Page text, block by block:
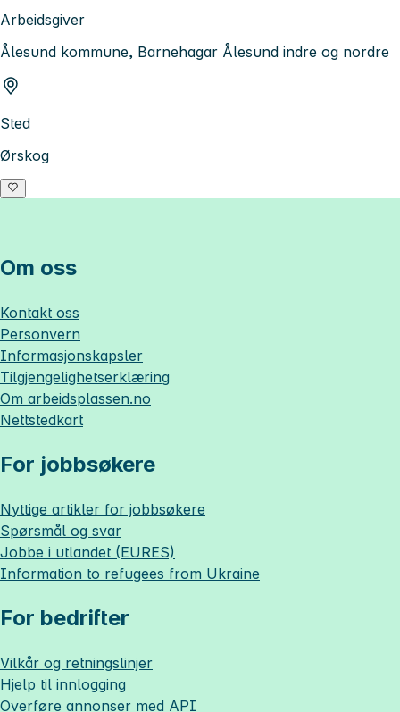
Arbeidsgiver
Ålesund kommune, Barnehagar Ålesund indre og nordre
Sted
Ørskog
Om oss
Kontakt oss
Personvern
Informasjonskapsler
Tilgjengelighetserklæring
Om arbeidsplassen.no
Nettstedkart
For jobbsøkere
Nyttige artikler for jobbsøkere
Spørsmål og svar
Jobbe i utlandet (EURES)
Information to refugees from Ukraine
For bedrifter
Vilkår og retningslinjer
Hjelp til innlogging
Overføre annonser med API